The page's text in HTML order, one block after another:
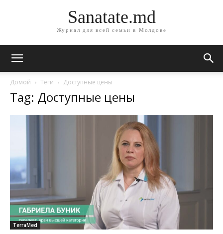
Sanatate.md
Журнал для всей семьи в Молдове
Домой Теги Доступные цены
Tag: Доступные цены
TerraMed